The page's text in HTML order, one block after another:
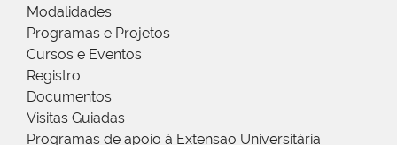
Modalidades
Programas e Projetos
Cursos e Eventos
Registro
Documentos
Visitas Guiadas
Programas de apoio à Extensão Universitária